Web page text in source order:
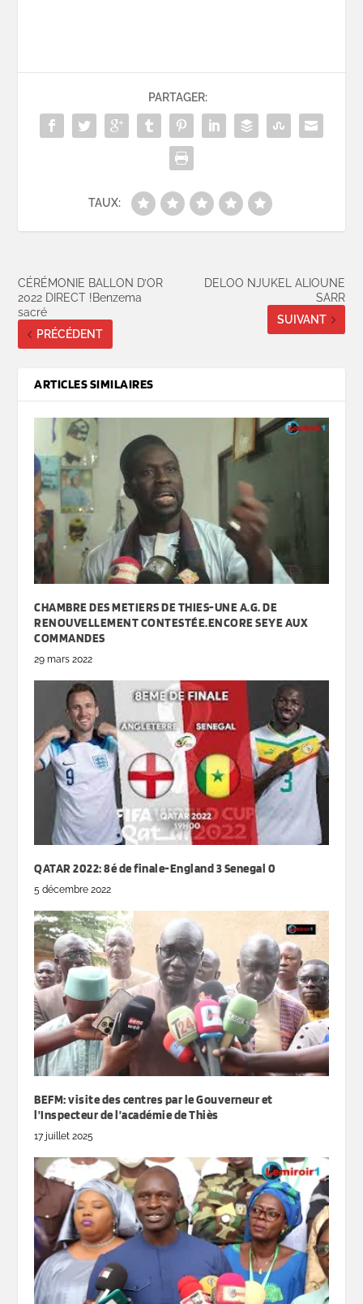
PARTAGER:
TAUX:
CÉRÉMONIE BALLON D’OR
2022 DIRECT !Benzema
sacré
PRÉCÉDENT
DELOO NJUKEL ALIOUNE
SARR
SUIVANT
ARTICLES SIMILAIRES
CHAMBRE DES METIERS DE THIES-UNE A.G. DE
RENOUVELLEMENT CONTESTÉE.ENCORE SEYE AUX
COMMANDES
29 mars 2022
QATAR 2022: 8é de finale-England 3 Senegal 0
5 décembre 2022
BEFM: visite des centres par le Gouverneur et
l’Inspecteur de l’académie de Thiès
17 juillet 2025